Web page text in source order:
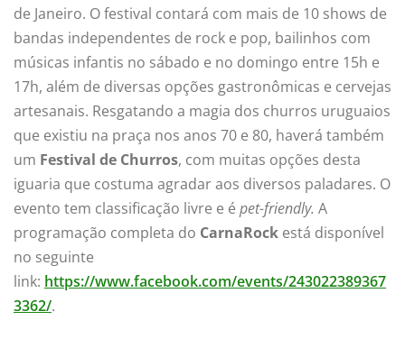
de Janeiro. O festival contará com mais de 10 shows de
bandas independentes de rock e pop, bailinhos com
músicas infantis no sábado e no domingo entre 15h e
17h, além de diversas opções gastronômicas e cervejas
artesanais. Resgatando a magia dos churros uruguaios
que existiu na praça nos anos 70 e 80, haverá também
um Festival de Churros, com muitas opções desta
iguaria que costuma agradar aos diversos paladares. O
evento tem classificação livre e é pet-friendly. A
programação completa do CarnaRock está disponível
no seguinte
link: https://www.facebook.com/events/243022389367
3362/.